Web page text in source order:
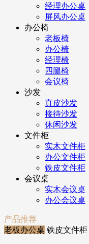
经理办公桌
屏风办公桌
办公椅
老板椅
办公椅
经理椅
四腿椅
会议椅
沙发
真皮沙发
接待沙发
休闲沙发
文件柜
实木文件柜
办公文件柜
铁皮文件柜
会议桌
实木会议桌
办公会议桌
产品推荐
老板办公桌 铁皮文件柜